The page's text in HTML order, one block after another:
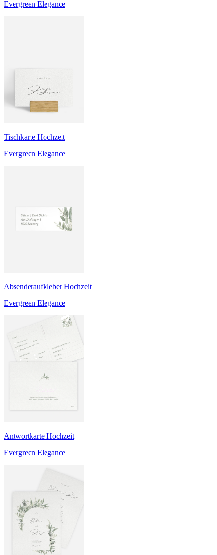
Evergreen Elegance
Tischkarte Hochzeit
Evergreen Elegance
Absenderaufkleber Hochzeit
Evergreen Elegance
Antwortkarte Hochzeit
Evergreen Elegance